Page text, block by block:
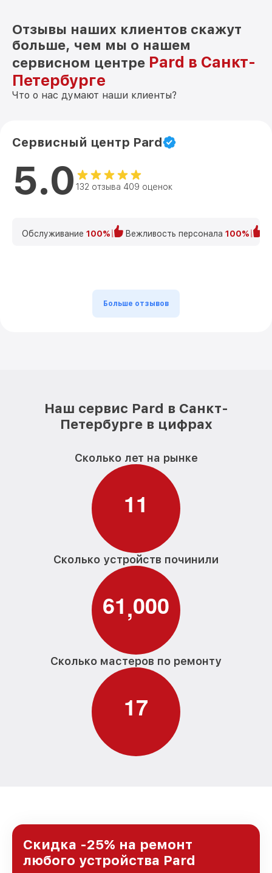
Отзывы наших клиентов скажут
больше, чем мы о нашем
сервисном центре Pard в Санкт-
Петербурге
Что о нас думают наши клиенты?
Сервисный центр Pard
5.0 132 отзыва 409 оценок
Обслуживание 100% Вежливость персонала 100%
Больше отзывов
Наш сервис Pard в Санкт-
Петербурге в цифрах
Сколько лет на рынке
11
Сколько устройств починили
61,000
Сколько мастеров по ремонту
17
Скидка -25% на ремонт
любого устройства Pard